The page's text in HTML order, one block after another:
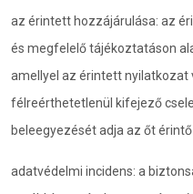
az érintett hozzájárulása: az
és megfelelő tájékoztatáson
amellyel az érintett nyilatkozat
félreérthetetlenül kifejező
beleegyezését adja az őt
adatvédelmi incidens: a